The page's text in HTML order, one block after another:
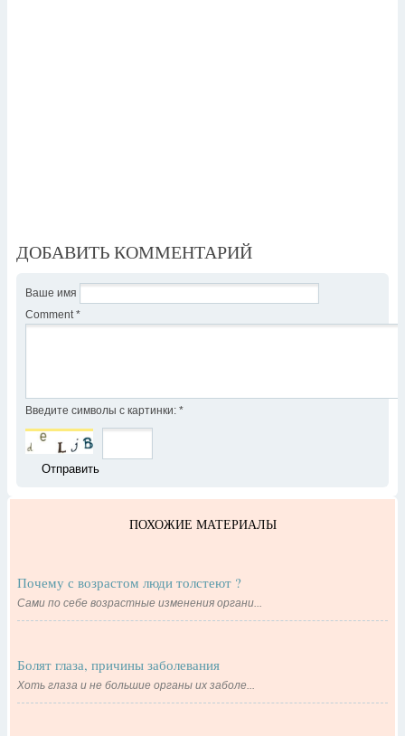
ДОБАВИТЬ КОММЕНТАРИЙ
Ваше имя
Comment *
Введите символы с картинки: *
ПОХОЖИЕ МАТЕРИАЛЫ
Почему с возрастом люди толстеют ?
Сами по себе возрастные изменения органи...
Болят глаза, причины заболевания
Хоть глаза и не большие органы их заболе...